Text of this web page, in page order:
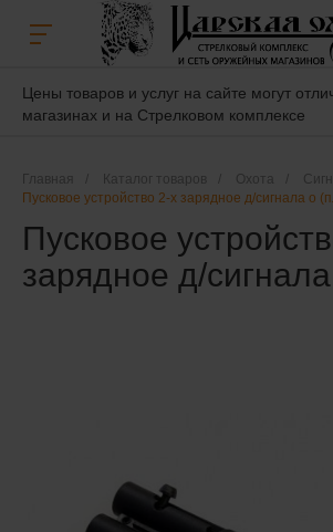
Цены товаров и услуг на сайте могут
магазинах и на Стрелковом комплексе
Главная Каталог товаров Охота
Пусковое устройство 2-х зарядное д/сигнала о
Пусковое
зарядное д/